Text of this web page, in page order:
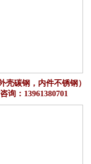
壳碳钢，内件不锈钢）
询：13961380701